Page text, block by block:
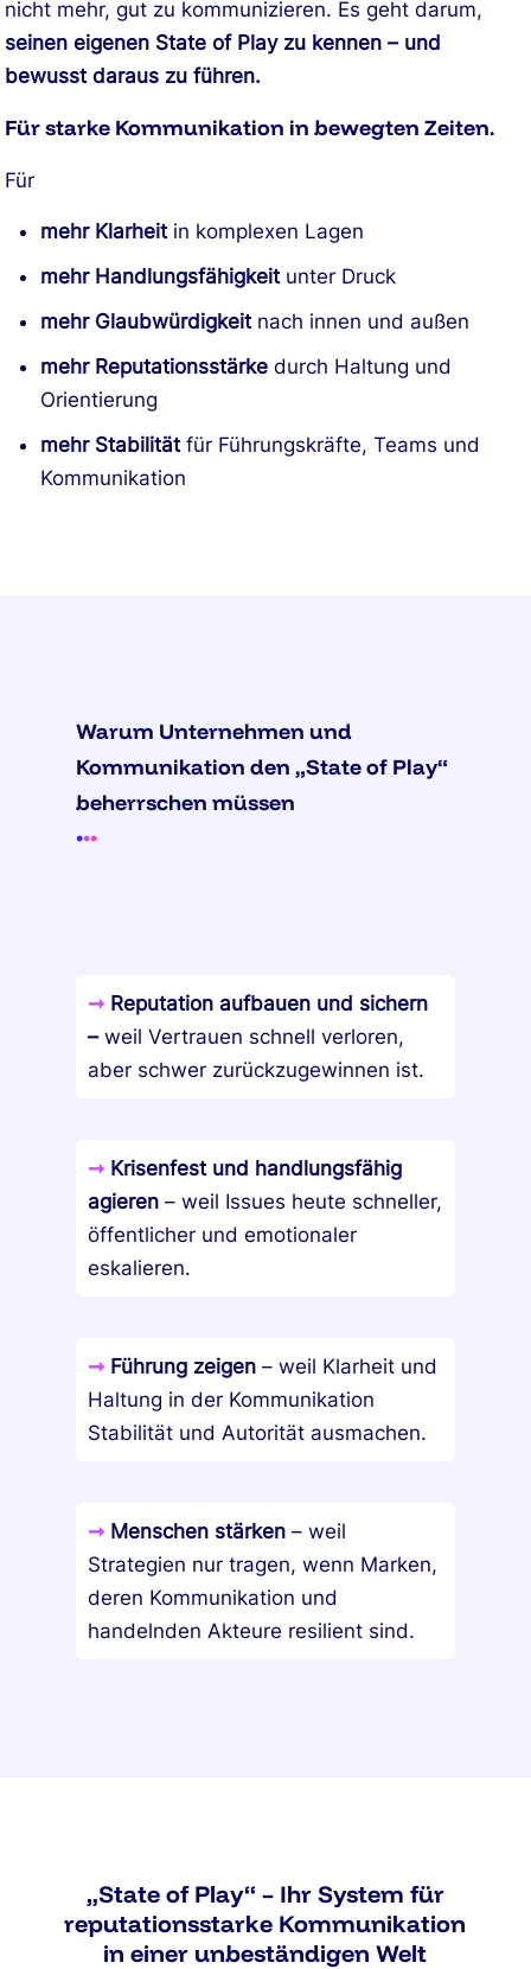
nicht mehr, gut zu kommunizieren. Es geht darum,
seinen eigenen State of Play zu kennen – und
bewusst daraus zu führen.
Für starke Kommunikation in bewegten Zeiten.
Für
mehr Klarheitin komplexen Lagen
mehr Handlungsfähigkeitunter Druck
mehr Glaubwürdigkeitnach innen und außen
mehr Reputationsstärke durch Haltung und
Orientierung
mehr Stabilitätfür Führungskräfte, Teams und
Kommunikation
Warum Unternehmen und
Kommunikation den „State of Play“
beherrschen müssen
•••
➞ Reputation aufbauen und sichern
–weil Vertrauen schnell verloren,
aber schwer zurückzugewinnen ist.
➞ Krisenfest und handlungsfähig
agieren– weil Issues heute schneller,
öffentlicher und emotionaler
eskalieren.
➞ Führung zeigen– weil Klarheit und
Haltung in der Kommunikation
Stabilität und Autorität ausmachen.
➞ Menschen stärken– weil
Strategien nur tragen, wenn Marken,
deren Kommunikation und
handelnden Akteure resilient sind.
„State of Play“ – Ihr System für
reputationsstarke Kommunikation
in einer unbeständigen Welt